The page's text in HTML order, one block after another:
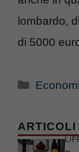
lombardo,
di 5000
ARTICOLI